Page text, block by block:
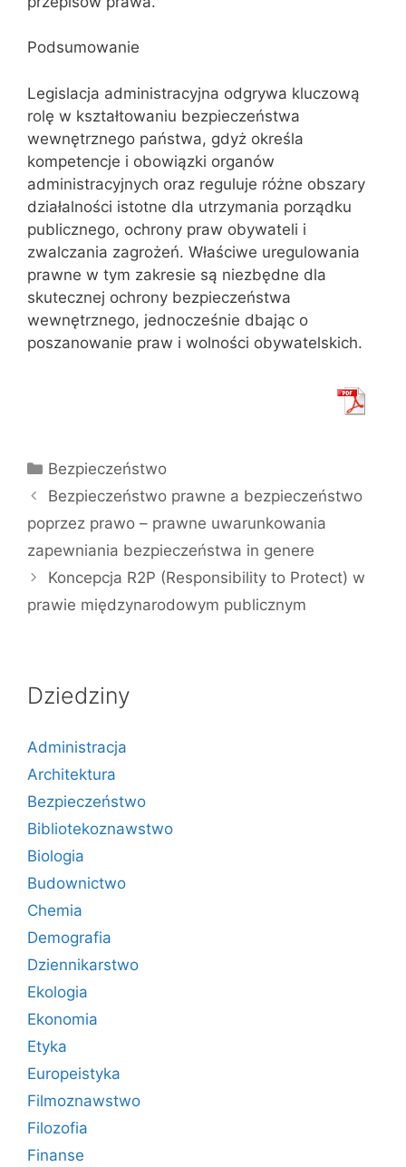
Podsumowanie
Legislacja administracyjna odgrywa kluczową
rolę w kształtowaniu bezpieczeństwa
wewnętrznego państwa, gdyż określa
kompetencje i obowiązki organów
administracyjnych oraz reguluje różne obszary
działalności istotne dla utrzymania porządku
publicznego, ochrony praw obywateli i
zwalczania zagrożeń. Właściwe uregulowania
prawne w tym zakresie są niezbędne dla
skutecznej ochrony bezpieczeństwa
wewnętrznego, jednocześnie dbając o
poszanowanie praw i wolności obywatelskich.
Kategorie
Bezpieczeństwo
Bezpieczeństwo prawne a bezpieczeństwo
poprzez prawo – prawne uwarunkowania
zapewniania bezpieczeństwa in genere
Koncepcja R2P (Responsibility to Protect) w
prawie międzynarodowym publicznym
Dziedziny
Administracja
Architektura
Bezpieczeństwo
Bibliotekoznawstwo
Biologia
Budownictwo
Chemia
Demografia
Dziennikarstwo
Ekologia
Ekonomia
Etyka
Europeistyka
Filmoznawstwo
Filozofia
Finanse